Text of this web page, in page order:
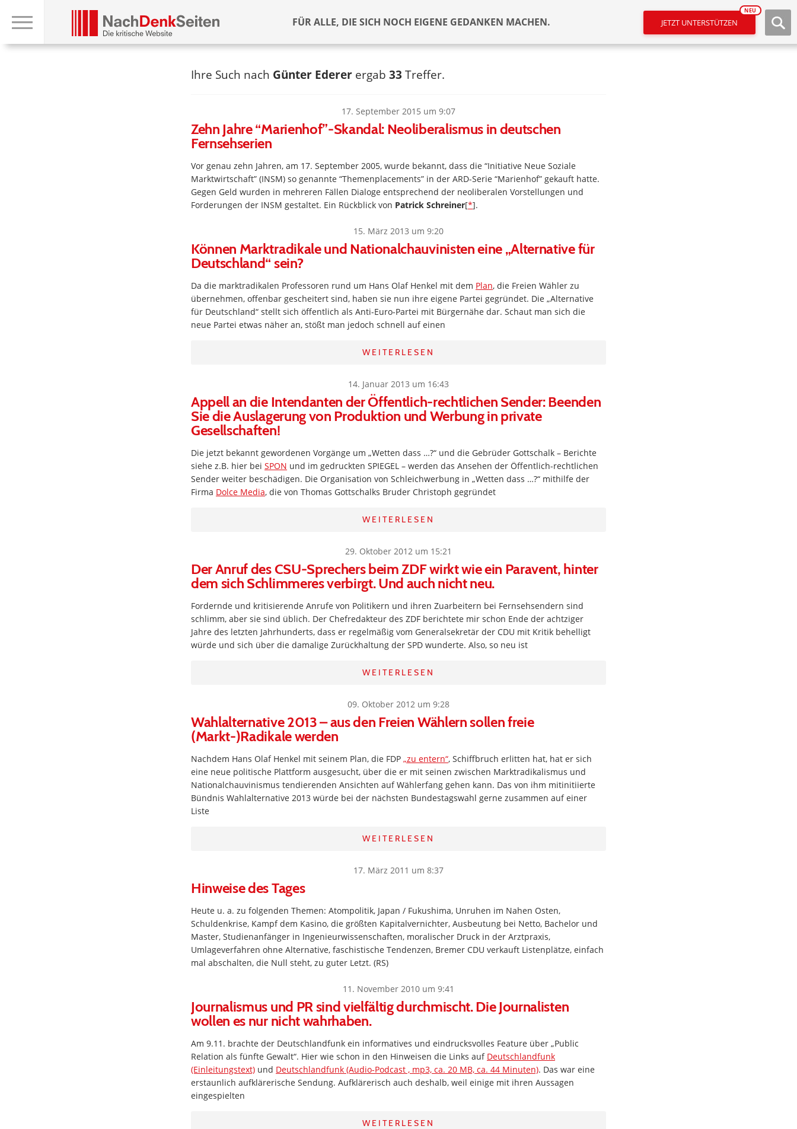
FÜR ALLE, DIE SICH NOCH EIGENE GEDANKEN MACHEN. JETZT UNTERSTÜTZEN
NEU
Ihre Such nach Günter Ederer ergab 33 Treffer.
17. September 2015 um 9:07
Zehn Jahre “Marienhof”-Skandal: Neoliberalismus in deutschen
Fernsehserien
Vor genau zehn Jahren, am 17. September 2005, wurde bekannt, dass die “Initiative Neue Soziale
Marktwirtschaft” (INSM) so genannte “Themenplacements” in der ARD-Serie “Marienhof” gekauft hatte.
Gegen Geld wurden in mehreren Fällen Dialoge entsprechend der neoliberalen Vorstellungen und
Forderungen der INSM gestaltet. Ein Rückblick von Patrick Schreiner[*].
15. März 2013 um 9:20
Können Marktradikale und Nationalchauvinisten eine „Alternative für
Deutschland“ sein?
Da die marktradikalen Professoren rund um Hans Olaf Henkel mit dem Plan, die Freien Wähler zu
übernehmen, offenbar gescheitert sind, haben sie nun ihre eigene Partei gegründet. Die „Alternative
für Deutschland“ stellt sich öffentlich als Anti-Euro-Partei mit Bürgernähe dar. Schaut man sich die
neue Partei etwas näher an, stößt man jedoch schnell auf einen
WEITERLESEN
14. Januar 2013 um 16:43
Appell an die Intendanten der Öffentlich-rechtlichen Sender: Beenden
Sie die Auslagerung von Produktion und Werbung in private
Gesellschaften!
Die jetzt bekannt gewordenen Vorgänge um „Wetten dass …?“ und die Gebrüder Gottschalk – Berichte
siehe z.B. hier bei SPON und im gedruckten SPIEGEL – werden das Ansehen der Öffentlich-rechtlichen
Sender weiter beschädigen. Die Organisation von Schleichwerbung in „Wetten dass …?“ mithilfe der
Firma Dolce Media, die von Thomas Gottschalks Bruder Christoph gegründet
WEITERLESEN
29. Oktober 2012 um 15:21
Der Anruf des CSU-Sprechers beim ZDF wirkt wie ein Paravent, hinter
dem sich Schlimmeres verbirgt. Und auch nicht neu.
Fordernde und kritisierende Anrufe von Politikern und ihren Zuarbeitern bei Fernsehsendern sind
schlimm, aber sie sind üblich. Der Chefredakteur des ZDF berichtete mir schon Ende der achtziger
Jahre des letzten Jahrhunderts, dass er regelmäßig vom Generalsekretär der CDU mit Kritik behelligt
würde und sich über die damalige Zurückhaltung der SPD wunderte. Also, so neu ist
WEITERLESEN
09. Oktober 2012 um 9:28
Wahlalternative 2013 – aus den Freien Wählern sollen freie
(Markt-)Radikale werden
Nachdem Hans Olaf Henkel mit seinem Plan, die FDP „zu entern“, Schiffbruch erlitten hat, hat er sich
eine neue politische Plattform ausgesucht, über die er mit seinen zwischen Marktradikalismus und
Nationalchauvinismus tendierenden Ansichten auf Wählerfang gehen kann. Das von ihm mitinitiierte
Bündnis Wahlalternative 2013 würde bei der nächsten Bundestagswahl gerne zusammen auf einer
Liste
WEITERLESEN
17. März 2011 um 8:37
Hinweise des Tages
Heute u. a. zu folgenden Themen: Atompolitik, Japan / Fukushima, Unruhen im Nahen Osten,
Schuldenkrise, Kampf dem Kasino, die größten Kapitalvernichter, Ausbeutung bei Netto, Bachelor und
Master, Studienanfänger in Ingenieurwissenschaften, moralischer Druck in der Arztpraxis,
Umlageverfahren ohne Alternative, faschistische Tendenzen, Bremer CDU verkauft Listenplätze, einfach
mal abschalten, die Null steht, zu guter Letzt. (RS)
11. November 2010 um 9:41
Journalismus und PR sind vielfältig durchmischt. Die Journalisten
wollen es nur nicht wahrhaben.
Am 9.11. brachte der Deutschlandfunk ein informatives und eindrucksvolles Feature über „Public
Relation als fünfte Gewalt“. Hier wie schon in den Hinweisen die Links auf Deutschlandfunk
(Einleitungstext) und Deutschlandfunk (Audio-Podcast , mp3, ca. 20 MB, ca. 44 Minuten). Das war eine
erstaunlich aufklärerische Sendung. Aufklärerisch auch deshalb, weil einige mit ihren Aussagen
eingespielten
WEITERLESEN